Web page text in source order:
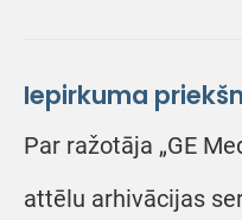
Iepirkuma
Par ražotāja „GE
attēlu arhivācijas